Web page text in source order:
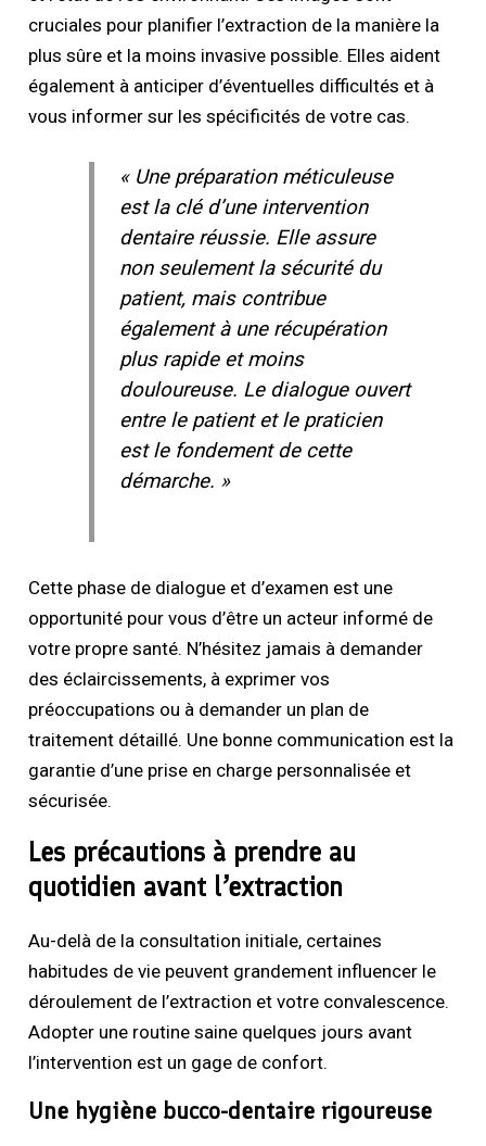
cruciales pour planifier l’extraction de la manière la
plus sûre et la moins invasive possible. Elles aident
également à anticiper d’éventuelles difficultés et à
vous informer sur les spécificités de votre cas.
« Une préparation méticuleuse
est la clé d’une intervention
dentaire réussie. Elle assure
non seulement la sécurité du
patient, mais contribue
également à une récupération
plus rapide et moins
douloureuse. Le dialogue ouvert
entre le patient et le praticien
est le fondement de cette
démarche. »
Cette phase de dialogue et d’examen est une
opportunité pour vous d’être un acteur informé de
votre propre santé. N’hésitez jamais à demander
des éclaircissements, à exprimer vos
préoccupations ou à demander un plan de
traitement détaillé. Une bonne communication est la
garantie d’une prise en charge personnalisée et
sécurisée.
Les précautions à prendre au
quotidien avant l’extraction
Au-delà de la consultation initiale, certaines
habitudes de vie peuvent grandement influencer le
déroulement de l’extraction et votre convalescence.
Adopter une routine saine quelques jours avant
l’intervention est un gage de confort.
Une hygiène bucco-dentaire rigoureuse